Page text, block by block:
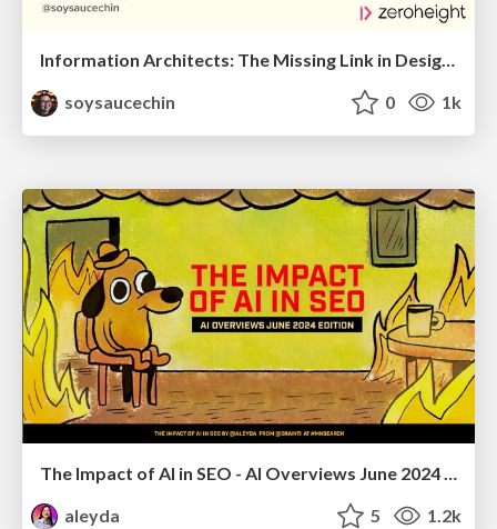
soysaucechin
0 1k
The Impact of AI in SEO - AI Overviews June 2024 Edition
aleyda
5 1.2k